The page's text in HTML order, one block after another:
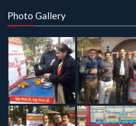
Photo Gallery